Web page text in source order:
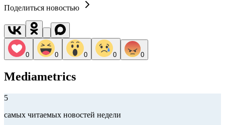
Поделиться новостью
0 0 0 0 0
Mediametrics
5
самых читаемых новостей недели